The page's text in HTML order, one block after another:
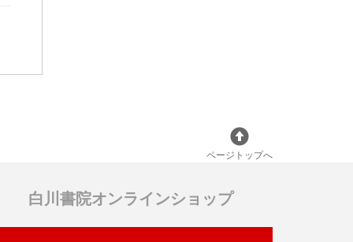
ページトップへ
白川書院オンラインショップ